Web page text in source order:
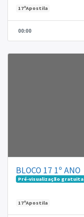
17ºApostila
00:00
BLOCO 17 1º ANO
Pré-visualização gratuita
17ºApostila